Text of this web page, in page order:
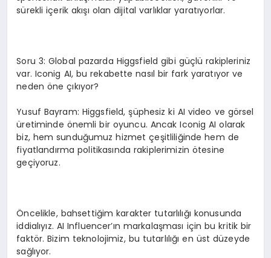
sürekli içerik akışı olan dijital varlıklar yaratıyorlar.
Soru 3: Global pazarda Higgsfield gibi güçlü rakipleriniz
var. Iconig AI, bu rekabette nasıl bir fark yaratıyor ve
neden öne çıkıyor?
Yusuf Bayram: Higgsfield, şüphesiz ki AI video ve görsel
üretiminde önemli bir oyuncu. Ancak Iconig AI olarak
biz, hem sunduğumuz hizmet çeşitliliğinde hem de
fiyatlandırma politikasında rakiplerimizin ötesine
geçiyoruz.
Öncelikle, bahsettiğim karakter tutarlılığı konusunda
iddialıyız. AI Influencer’ın markalaşması için bu kritik bir
faktör. Bizim teknolojimiz, bu tutarlılığı en üst düzeyde
sağlıyor.